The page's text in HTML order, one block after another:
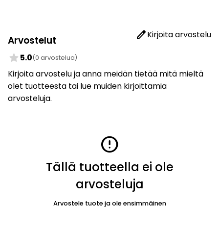
Arvostelut editKirjoita arvostelu
star 5.0(0 arvostelua)
Kirjoita arvostelu ja anna meidän tietää mitä mieltä
olet tuotteesta tai lue muiden kirjoittamia
arvosteluja.
error
Tällä tuotteella ei ole
arvosteluja
Arvostele tuote ja ole ensimmäinen